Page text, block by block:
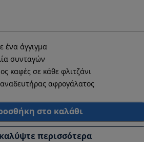
ένα άγγιγμα
συνταγών
καφές σε κάθε φλιτζάνι
αναδευτήρας αφρογάλατος
στο καλάθι
περισσότερα